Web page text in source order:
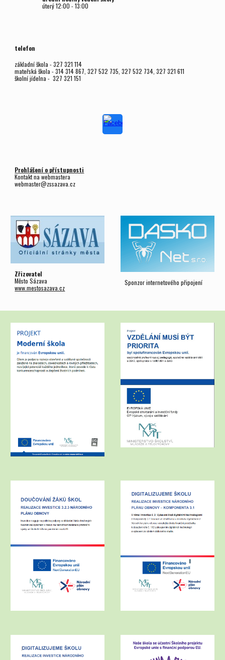
úterý12:00 - 13:00
telefon
základní škola - 327 321 114
mateřská škola - 314 314 867, 327 532 735, 327 532 734, 327 321 611
školní jídelna - 327 321 151
Prohlášení o přístupnosti
Kontakt na webmastera
webmaster@zssazava.cz
Zřizovatel
Město Sázava
www.mestosazava.cz
Sponzor internetového připojení